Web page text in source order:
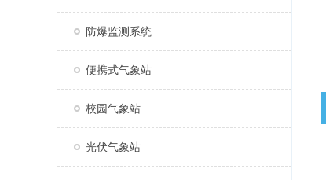
防爆监测系统
便携式气象站
校园气象站
光伏气象站